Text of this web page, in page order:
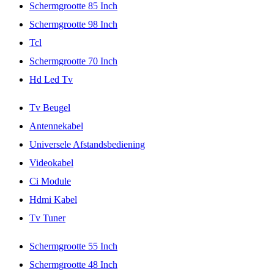
Schermgrootte 85 Inch
Schermgrootte 98 Inch
Tcl
Schermgrootte 70 Inch
Hd Led Tv
Tv Beugel
Antennekabel
Universele Afstandsbediening
Videokabel
Ci Module
Hdmi Kabel
Tv Tuner
Schermgrootte 55 Inch
Schermgrootte 48 Inch